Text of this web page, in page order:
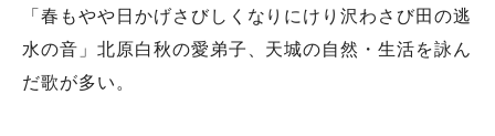
「春もやや日かげさびしくなりにけり沢わさび田の逃
水の音」北原白秋の愛弟子、天城の自然・生活を詠ん
だ歌が多い。